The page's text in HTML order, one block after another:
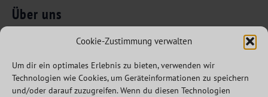
Cookie-Zustimmung verwalten
Um dir ein optimales Erlebnis zu bieten, verwenden wir
Technologien wie Cookies, um Geräteinformationen zu speichern
und/oder darauf zuzugreifen. Wenn du diesen Technologien
Über uns
Branchen
Referenzen
Folgen Sie uns